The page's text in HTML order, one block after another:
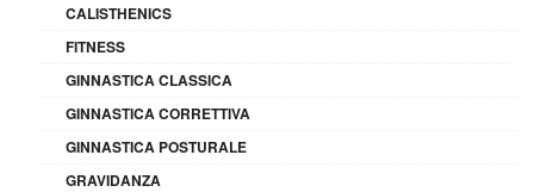
CALISTHENICS
FITNESS
GINNASTICA CLASSICA
GINNASTICA CORRETTIVA
GINNASTICA POSTURALE
GRAVIDANZA